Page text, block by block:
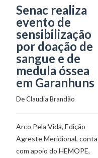
Senac realiza
evento de
sensibilização
por doação de
sangue e de
medula óssea
em Garanhuns
De Claudia Brandão
Arco Pela Vida, Edição
Agreste Meridional, conta
com apoio do HEMOPE,